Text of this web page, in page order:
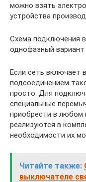
можно взять
устройства
Схема подключения
однофазный вариант
Если сеть включает
подсоединением
просто. Для
специальные
приобрести в любом
реализуются в
необходимости их
Читайте также:
выключателе